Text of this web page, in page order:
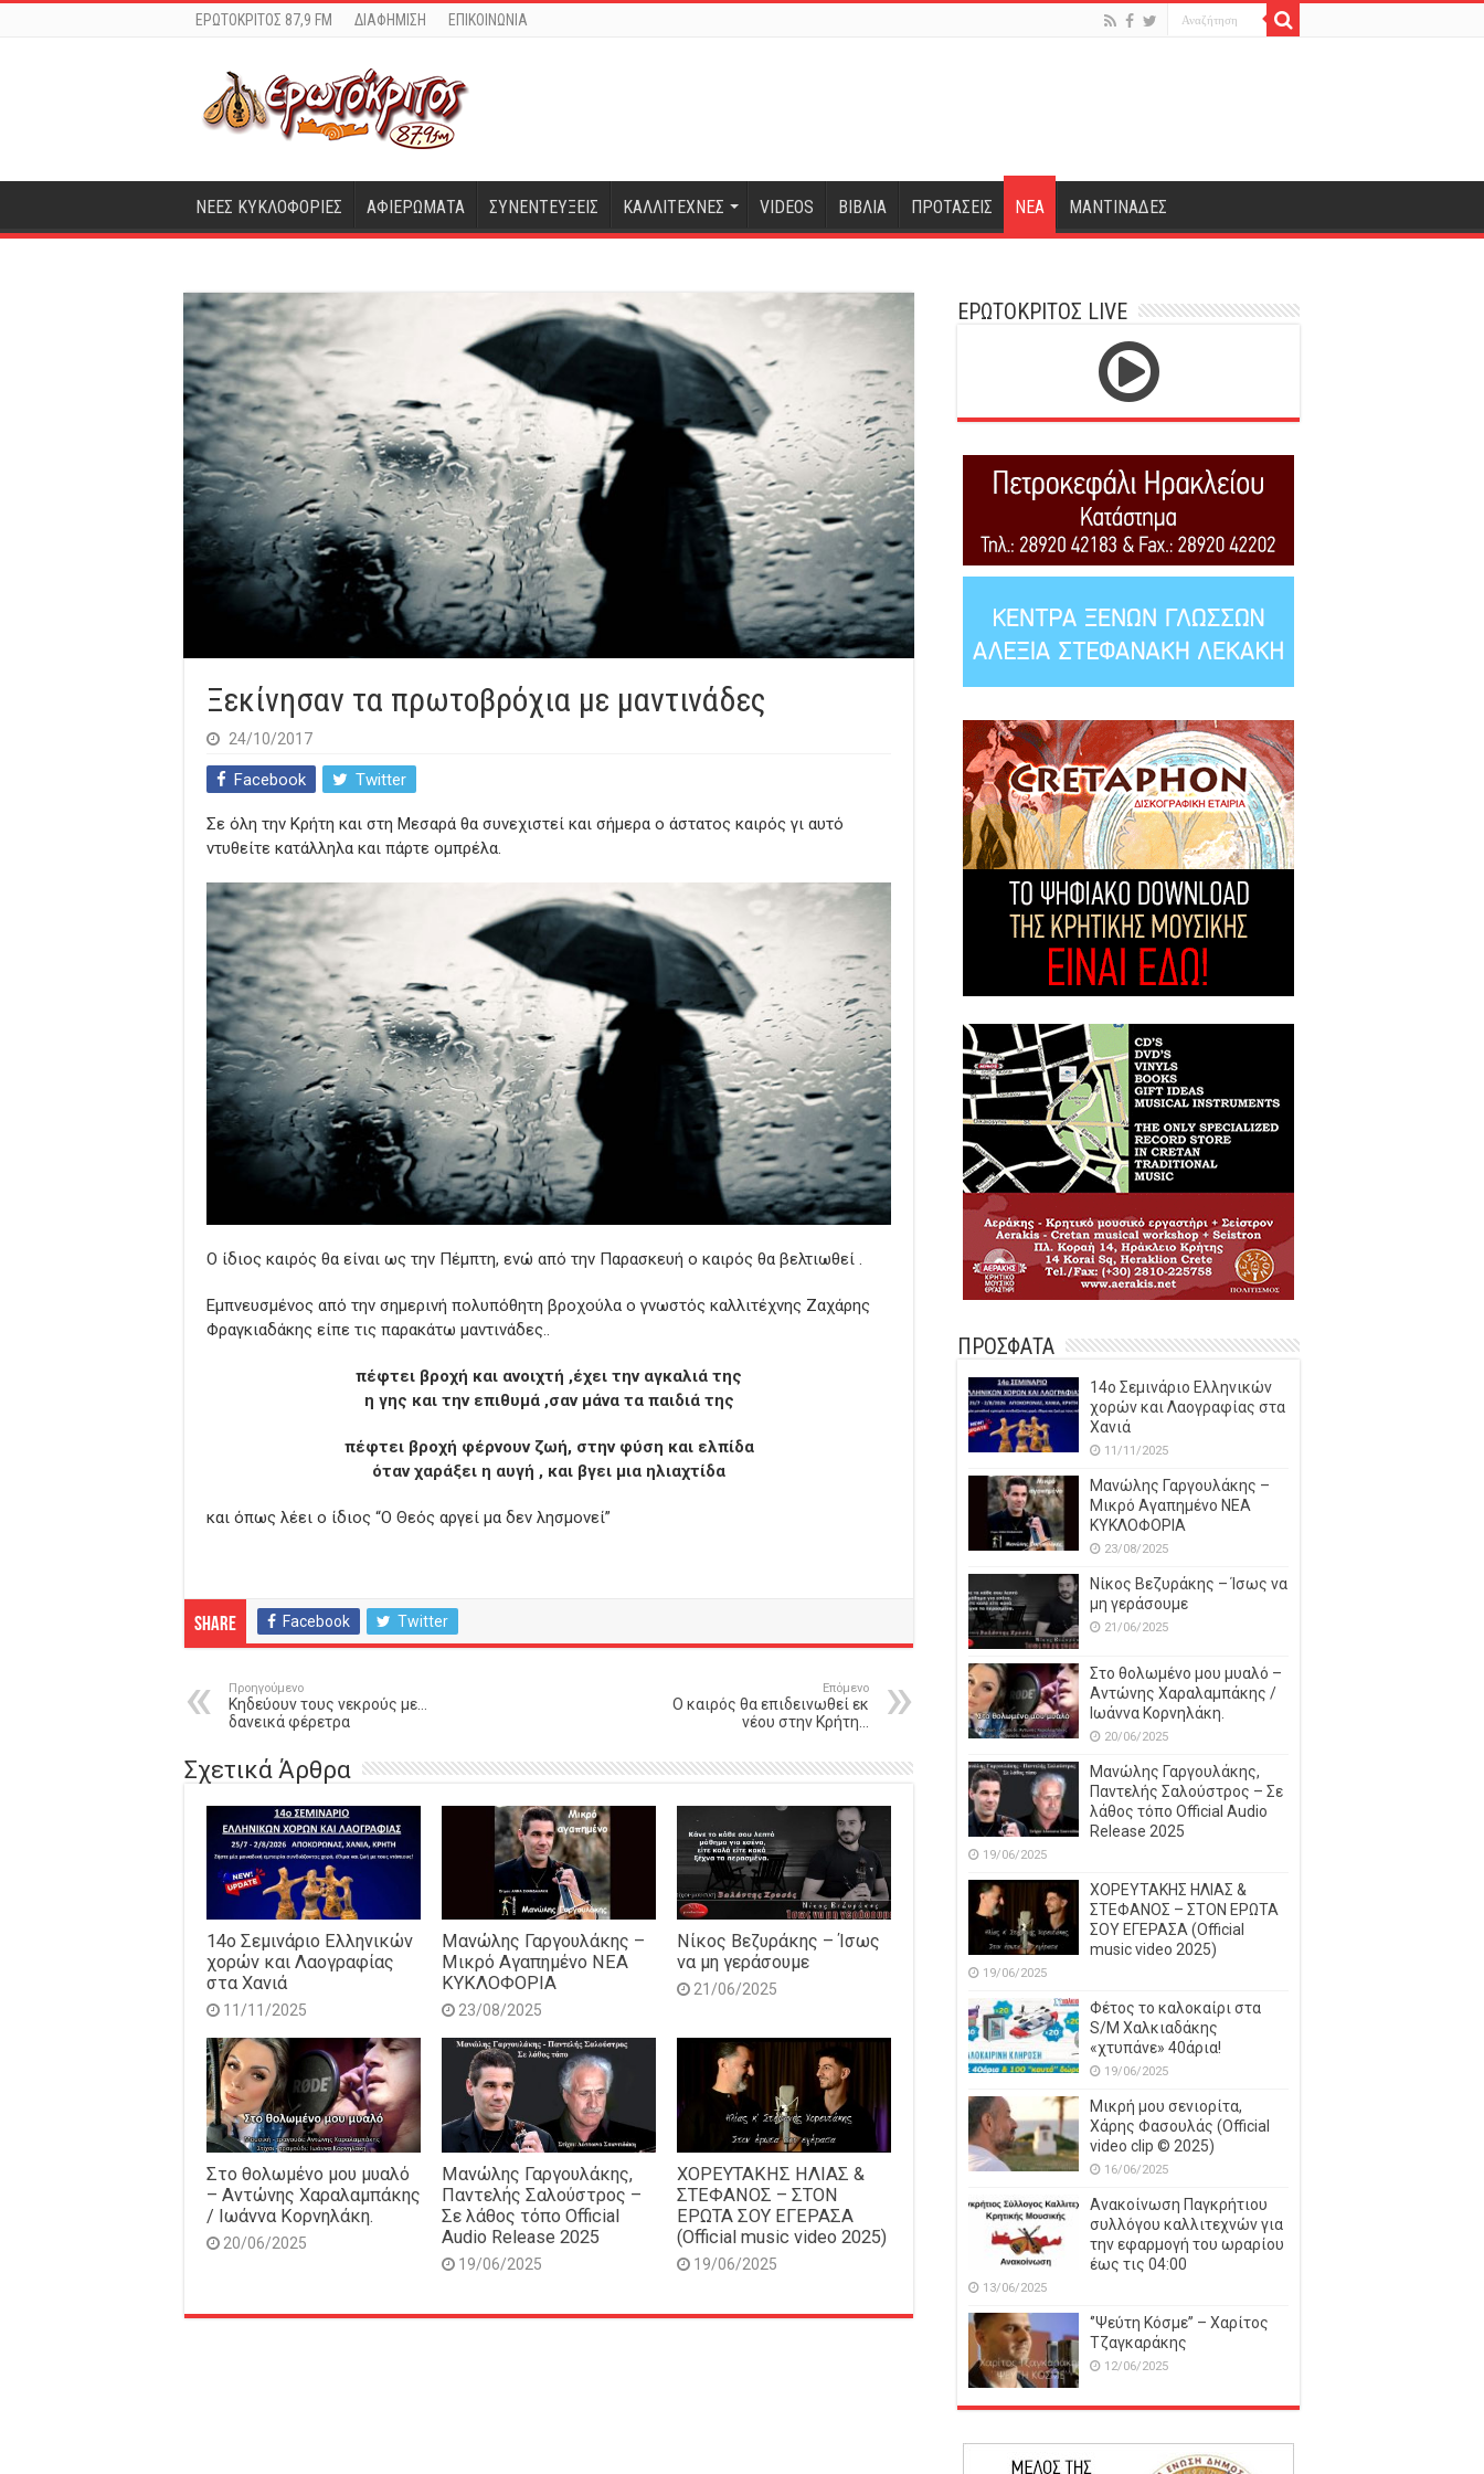
ΕΡΩΤΟΚΡΙΤΟΣ 87,9 FM ΔΙΑΦΗΜΙΣΗ ΕΠΙΚΟΙΝΩΝΙΑ
ΝΕΕΣ ΚΥΚΛΟΦΟΡΙΕΣ ΑΦΙΕΡΩΜΑΤΑ ΣΥΝΕΝΤΕΥΞΕΙΣ ΚΑΛΛΙΤΕΧΝΕΣ VIDEOS ΒΙΒΛΙΑ ΠΡΟΤΑΣΕΙΣ ΝΕΑ ΜΑΝΤΙΝΑΔΕΣ
Ξεκίνησαν τα πρωτοβρόχια με μαντινάδες
24/10/2017
Facebook Twitter
Σε όλη την Κρήτη και στη Μεσαρά θα συνεχιστεί και σήμερα ο άστατος καιρός γι αυτό
ντυθείτε κατάλληλα και πάρτε ομπρέλα.
Ο ίδιος καιρός θα είναι ως την Πέμπτη, ενώ από την Παρασκευή ο καιρός θα βελτιωθεί .
Εμπνευσμένος από την σημερινή πολυπόθητη βροχούλα ο γνωστός καλλιτέχνης Ζαχάρης
Φραγκιαδάκης είπε τις παρακάτω μαντινάδες..
πέφτει βροχή και ανοιχτή ,έχει την αγκαλιά της
η γης και την επιθυμά ,σαν μάνα τα παιδιά της
πέφτει βροχή φέρνουν ζωή, στην φύση και ελπίδα
όταν χαράξει η αυγή , και βγει μια ηλιαχτίδα
και όπως λέει ο ίδιος “Ο Θεός αργεί μα δεν λησμονεί”
Share Facebook Twitter
Προηγούμενο
Κηδεύουν τους νεκρούς με…
δανεικά φέρετρα
Επόμενο
Ο καιρός θα επιδεινωθεί εκ
νέου στην Κρήτη…
Σχετικά Άρθρα
14o Σεμινάριο Ελληνικών
χορών και Λαογραφίας
στα Χανιά
11/11/2025
Μανώλης Γαργουλάκης –
Μικρό Αγαπημένο NEΑ
ΚΥΚΛΟΦΟΡΙΑ
23/08/2025
Νίκος Βεζυράκης – Ίσως
να μη γεράσουμε
21/06/2025
Στο θολωμένο μου μυαλό
– Αντώνης Χαραλαμπάκης
/ Ιωάννα Κορνηλάκη.
20/06/2025
Μανώλης Γαργουλάκης,
Παντελής Σαλούστρος –
Σε λάθος τόπο Official
Audio Release 2025
19/06/2025
ΧΟΡΕΥΤΑΚΗΣ ΗΛΙΑΣ &
ΣΤΕΦΑΝΟΣ – ΣΤΟΝ
ΕΡΩΤΑ ΣΟΥ ΕΓΕΡΑΣΑ
(Official music video 2025)
19/06/2025
ΕΡΩΤΟΚΡΙΤΟΣ LIVE
ΠΡΟΣΦΑΤΑ
14o Σεμινάριο Ελληνικών
χορών και Λαογραφίας στα
Χανιά
11/11/2025
Μανώλης Γαργουλάκης –
Μικρό Αγαπημένο NEΑ
ΚΥΚΛΟΦΟΡΙΑ
23/08/2025
Νίκος Βεζυράκης – Ίσως να
μη γεράσουμε
21/06/2025
Στο θολωμένο μου μυαλό –
Αντώνης Χαραλαμπάκης /
Ιωάννα Κορνηλάκη.
20/06/2025
Μανώλης Γαργουλάκης,
Παντελής Σαλούστρος – Σε
λάθος τόπο Official Audio
Release 2025
19/06/2025
ΧΟΡΕΥΤΑΚΗΣ ΗΛΙΑΣ &
ΣΤΕΦΑΝΟΣ – ΣΤΟΝ ΕΡΩΤΑ
ΣΟΥ ΕΓΕΡΑΣΑ (Official
music video 2025)
19/06/2025
Φέτος το καλοκαίρι στα
S/M Χαλκιαδάκης
«χτυπάνε» 40άρια!
19/06/2025
Μικρή μου σενιορίτα,
Χάρης Φασουλάς (Official
video clip © 2025)
16/06/2025
Ανακοίνωση Παγκρήτιου
συλλόγου καλλιτεχνών για
την εφαρμογή του ωραρίου
έως τις 04:00
13/06/2025
‘’Ψεύτη Κόσμε’’ – Χαρίτος
Τζαγκαράκης
12/06/2025